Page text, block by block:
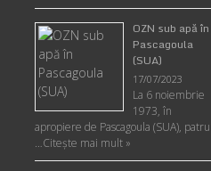
OZN sub apă în
Pascagoula
(SUA)
17/07/2023
La 6 noiembrie
1973, în
apropiere de Pascagoula (SUA), patru
…Citește mai mult »